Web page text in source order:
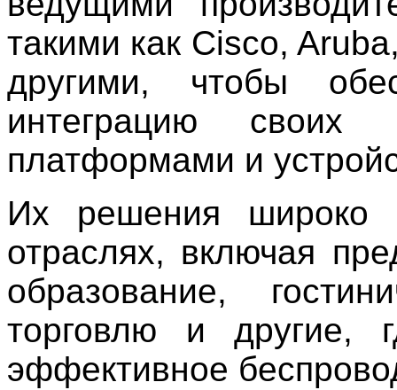
такими как Cisco,
другими, чтобы
интеграцию своих
платформами и
Их решения широко
отраслях, включая
образование,
торговлю и другие,
эффективное